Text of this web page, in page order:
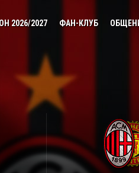
2026/2027 ФАН-КЛУБ